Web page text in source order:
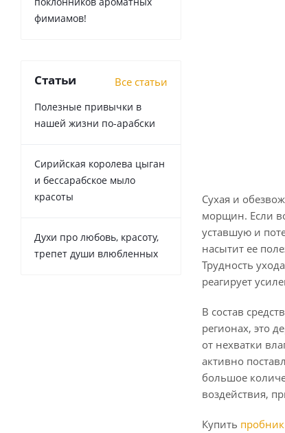
Сухая и
морщин. Если
уставшую и
насытит ее
Трудность
реагирует
В состав
регионах, это
от нехватки
активно
большое
воздействия,
Купить
фимиамов!
Статьи Все статьи
Полезные привычки в
нашей жизни по-арабски
Сирийская королева цыган
и бессарабское мыло
красоты
Духи про любовь, красоту,
трепет души влюбленных